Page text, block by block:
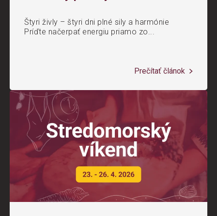
Štyri živly – štyri dni plné sily a harmónie
Príďte načerpať energiu priamo zo...
Prečítať článok